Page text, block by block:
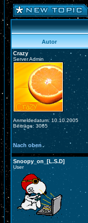
Autor
Crazy
Server Admin
Anmeldedatum: 10.10.2005
Beiträge: 3065
Nach oben
Snoopy_on_[L.S.D]
User